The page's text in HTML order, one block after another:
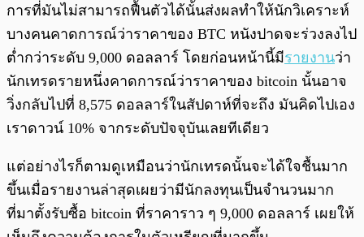
การที่มันไม่สามารถฟื้นตัวได้นั้นส่งผลทำให้นักวิเคราะห์
บางคนคาดการณ์ว่าราคาของ BTC หนังปาดจะร่วงลงไป
ต่ำกว่าระดับ 9,000 ดอลลาร์ โดยก่อนหน้านี้มีรายงานว่า
นักเทรดรายหนึ่งคาดการณ์ว่าราคาของ bitcoin นั้นอาจ
วิ่งกลับไปที่ 8,575 ดอลลาร์ในสัปดาห์ที่จะถึง มันคิดไปเอง
เราดาวน์ 10% จากระดับปัจจุบันเลยทีเดียว
แต่อย่างไรก็ตามดูเหมือนว่านักเทรดนั้นจะได้ใจชื้นมาก
ขึ้นเมื่อรายงานล่าสุดเผยว่ามีนักลงทุนเป็นจำนวนมาก
ที่มาตั้งรับซื้อ bitcoin ที่ราคาราว ๆ 9,000 ดอลลาร์ เผยให้